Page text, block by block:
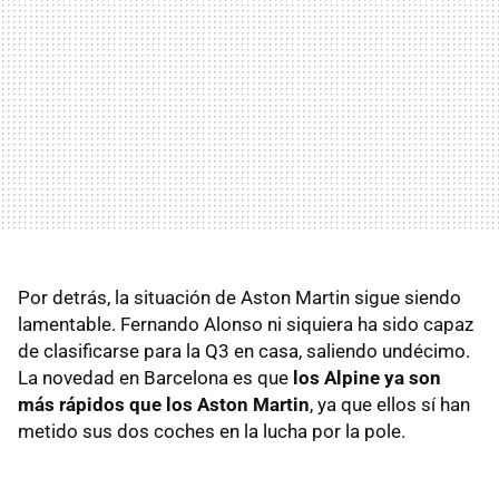
Por detrás, la situación de Aston Martin sigue siendo
lamentable. Fernando Alonso ni siquiera ha sido capaz
de clasificarse para la Q3 en casa, saliendo undécimo.
La novedad en Barcelona es que los Alpine ya son
más rápidos que los Aston Martin, ya que ellos sí han
metido sus dos coches en la lucha por la pole.